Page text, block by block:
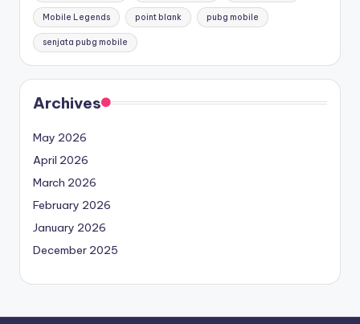
Mobile Legends point blank pubg mobile
senjata pubg mobile
Archives
May 2026
April 2026
March 2026
February 2026
January 2026
December 2025